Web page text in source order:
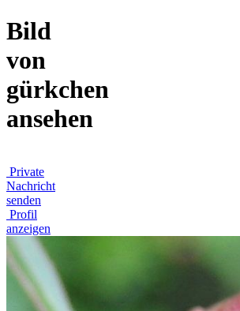
Bild
von
gürkchen
ansehen
Private
Nachricht
senden
Profil
anzeigen